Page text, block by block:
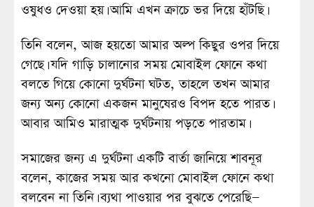
ওষুধও দেওয়া হয়। আমি এখন ক্রাচে ভর দিয়ে হাঁটছি।
তিনি বলেন, আজ হয়তো আমার অল্প কিছুর ওপর দিয়ে
গেছে। যদি গাড়ি চালানোর সময় মোবাইল ফোনে কথা
বলতে গিয়ে কোনো দুর্ঘটনা ঘটত, তাহলে তখন আমার
জন্য অন্য কোনো একজন মানুষেরও বিপদ হতে পারত।
আবার আমিও মারাত্মক দুর্ঘটনায় পড়তে পারতাম।
সমাজের জন্য এ দুর্ঘটনা একটি বার্তা জানিয়ে শাবনূর
বলেন, কাজের সময় আর কখনো মোবাইল ফোনে কথা
বলবেন না তিনি। ব্যথা পাওয়ার পর বুঝতে পেরেছি—